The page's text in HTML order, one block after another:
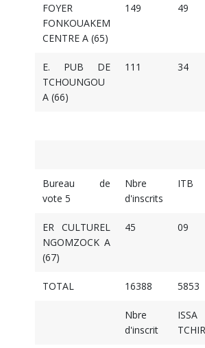
FOYER
FONKOUAKEM
CENTRE A (65)
149 49
E. PUB DE
TCHOUNGOU
A (66)
111 34
Bureau de
vote 5
Nbre
d'inscrits
ITB
ER CULTUREL
NGOMZOCK A
(67)
45 09
TOTAL 16388 5853
Nbre
d'inscrit
ISSA